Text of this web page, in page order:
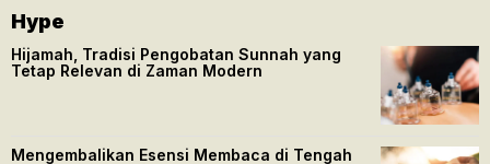
Hype
Hijamah, Tradisi Pengobatan Sunnah yang
Tetap Relevan di Zaman Modern
Mengembalikan Esensi Membaca di Tengah